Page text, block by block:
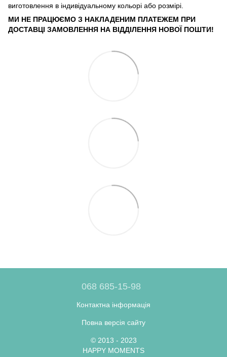
виготовлення в індивідуальному кольорі або розмірі.
МИ НЕ ПРАЦЮЄМО З НАКЛАДЕНИМ ПЛАТЕЖЕМ ПРИ
ДОСТАВЦІ ЗАМОВЛЕННЯ НА ВІДДІЛЕННЯ НОВОЇ ПОШТИ!
068 685-15-98
Контактна інформація
Повна версія сайту
© 2013 - 2023
HAPPY MOMENTS